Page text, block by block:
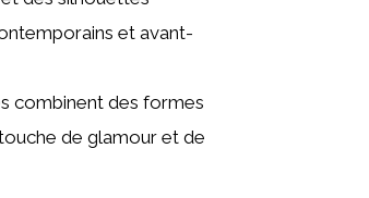
et avant-
combinent des formes
de glamour et de